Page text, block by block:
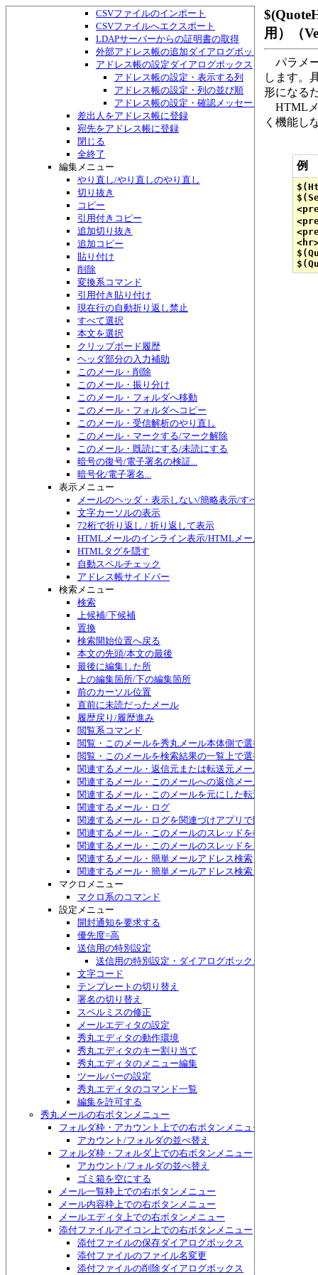
CSVファイルのインポート
CSVファイルへエクスポート
LDAPサーバーからの証明書の取得
外部アドレス帳の追加ダイアログボックス
アドレス帳の設定ダイアログボックス
アドレス帳の設定・表示する列
アドレス帳の設定・列の並び順
アドレス帳の設定・確認メッセージ
差出人をアドレス帳に登録
宛先をアドレス帳に登録
閉じる
全終了
編集メニュー
やり直し/やり直しのやり直し
切り抜き
コピー
引用付きコピー
追加切り抜き
追加コピー
貼り付け
削除
変換系コマンド
引用付き貼り付け
現在行の自動折り返し禁止
すべて選択
本文を選択
クリップボード履歴
ヘッダ部分の入力補助
このメール・削除
このメール・振り分け
このメール・フォルダへ移動
このメール・フォルダへコピー
このメール・受信解析のやり直し
このメール・マークする/マーク解除
このメール・既読にする/未読にする
暗号の復号/電子署名の検証...
暗号化/電子署名...
表示メニュー
メールのヘッダ・表示しない/簡略表示/すべて表示/切り
文字カーソルの表示
72桁で折り返し / 折り返して表示
HTMLメールのインライン表示/HTMLメール編集
HTMLタグを隠す
自動スペルチェック
アドレス帳サイドバー
検索メニュー
検索
上候補/下候補
置換
検索開始位置へ戻る
本文の先頭/本文の最後
最後に編集した所
上の編集箇所/下の編集箇所
前のカーソル位置
直前に未読だったメール
履歴戻り/履歴進み
閲覧系コマンド
閲覧・このメールを秀丸メール本体側で選択する
閲覧・このメールを検索結果の一覧上で選択する
関連するメール・返信元または転送元メール
関連するメール・このメールへの返信メール
関連するメール・このメールを元にした転送メール
関連するメール・ログ
関連するメール・ログを関連づけアプリで開く
関連するメール・このメールのスレッドを検索
関連するメール・このメールのスレッドをメニュー表示
関連するメール・簡単メールアドレス検索
関連するメール・簡単メールアドレス検索メニュー表示
マクロメニュー
マクロ系のコマンド
設定メニュー
開封通知を要求する
優先度=高
送信用の特別設定
送信用の特別設定・ダイアログボックス
文字コード
テンプレートの切り替え
署名の切り替え
スペルミスの修正
メールエディタの設定
秀丸エディタの動作環境
秀丸エディタのキー割り当て
秀丸エディタのメニュー編集
ツールバーの設定
秀丸エディタのコマンド一覧
編集を許可する
秀丸メールの右ボタンメニュー
フォルダ枠・アカウント上での右ボタンメニュー
アカウント/フォルダの並べ替え
フォルダ枠・フォルダ上での右ボタンメニュー
アカウント/フォルダの並べ替え
ゴミ箱を空にする
メール一覧枠上での右ボタンメニュー
メール内容枠上での右ボタンメニュー
メールエディタ上での右ボタンメニュー
添付ファイルアイコン上での右ボタンメニュー
添付ファイルの保存ダイアログボックス
添付ファイルのファイル名変更
添付ファイルの削除ダイアログボックス
用）（
パラメ
します。
形になる
HTMLメ
く機能し
例